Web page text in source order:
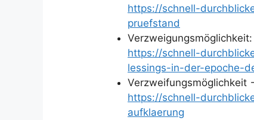
https://schnell-
pruefstand
https://schnell-
lessings-in-der-epoche-
Verzweifungsmöglichkeit
https://schnell-
aufklaerung